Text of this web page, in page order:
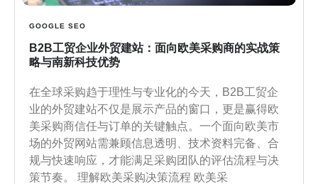
GOOGLE SEO
B2B工贸企业外贸建站：面向欧美采购商的实战策
略与南新科技优势
在全球采购趋于理性与专业化的今天，B2B工贸企
业的外贸建站不仅是展示产品的窗口，更是赢得欧
美采购商信任与订单的关键触点。一个面向欧美市
场的外贸网站需兼顾信息透明、技术资料完备、合
规与快速响应，才能满足采购团队的评估流程与决
策节奏。 理解欧美采购决策流程 欧美采